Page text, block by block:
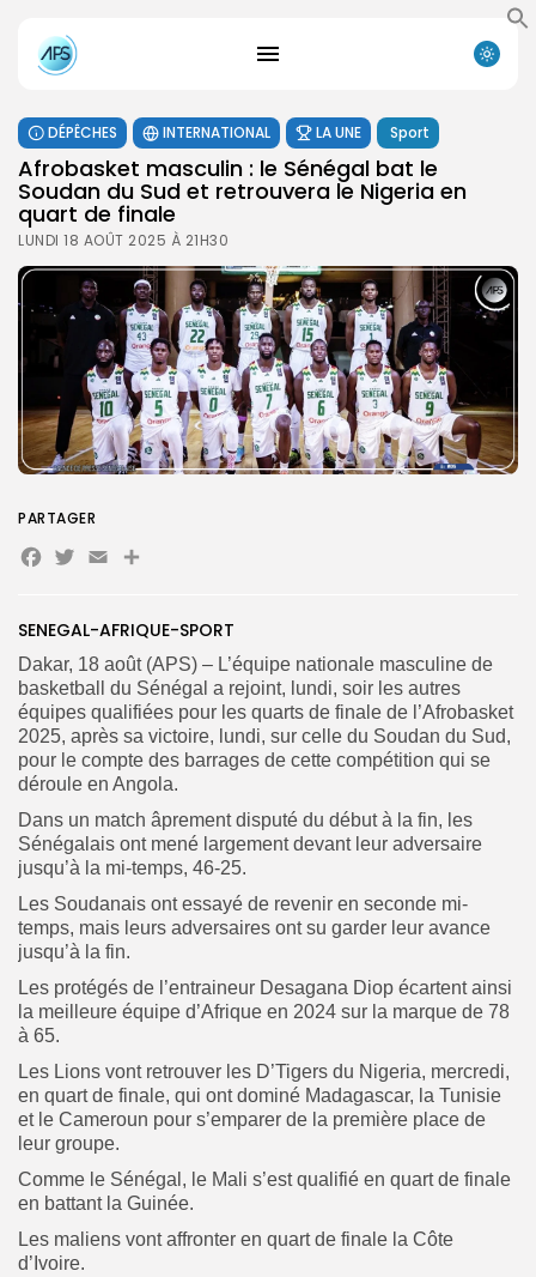
FR
DÉPÊCHES INTERNATIONAL LA UNE Sport
Afrobasket masculin : le Sénégal bat le
Soudan du Sud et retrouvera le Nigeria en
quart de finale
LUNDI 18 AOÛT 2025 À 21H30
SENEGAL-AFRIQUE-SPORT
Dakar, 18 août (APS) – L’équipe nationale masculine de
basketball du Sénégal a rejoint, lundi, soir les autres
équipes qualifiées pour les quarts de finale de l’Afrobasket
2025, après sa victoire, lundi, sur celle du Soudan du Sud,
pour le compte des barrages de cette compétition qui se
déroule en Angola.
Dans un match âprement disputé du début à la fin, les
Sénégalais ont mené largement devant leur adversaire
jusqu’à la mi-temps, 46-25.
Les Soudanais ont essayé de revenir en seconde mi-
temps, mais leurs adversaires ont su garder leur avance
jusqu’à la fin.
Les protégés de l’entraineur Desagana Diop écartent ainsi
la meilleure équipe d’Afrique en 2024 sur la marque de 78
à 65.
Les Lions vont retrouver les D’Tigers du Nigeria, mercredi,
en quart de finale, qui ont dominé Madagascar, la Tunisie
et le Cameroun pour s’emparer de la première place de
leur groupe.
Comme le Sénégal, le Mali s’est qualifié en quart de finale
en battant la Guinée.
Les maliens vont affronter en quart de finale la Côte
d’Ivoire.
PARTAGER
Facebook
Twitter
EmailPartager